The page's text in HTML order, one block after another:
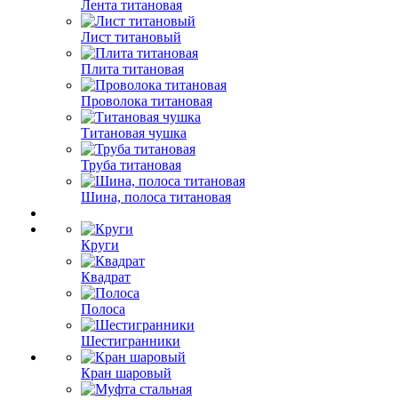
Лента титановая
Лист титановый
Плита титановая
Проволока титановая
Титановая чушка
Труба титановая
Шина, полоса титановая
Круги
Квадрат
Полоса
Шестигранники
Кран шаровый